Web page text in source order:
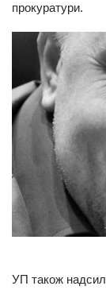
Політика
Світ
Цікаво
Наука
Технології
Історії
Рецепти
Привітання
Події
прокуратури.
УП також